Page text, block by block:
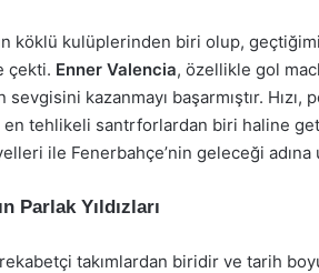
köklü kulüplerinden biri olup,
çekti. Enner Valencia, özellikle gol
kazanmayı başarmıştır.
en tehlikeli santrforlardan biri haline
ile Fenerbahçe’nin geleceği
Parlak Yıldızları
takımlardan biridir ve tarih